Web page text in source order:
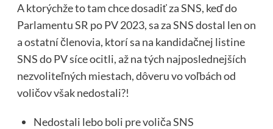
A ktorýchže to tam chce dosadiť za SNS, keď do
Parlamentu SR po PV 2023, sa za SNS dostal len on
a ostatní členovia, ktorí sa na kandidačnej listine
SNS do PV síce ocitli, až na tých najposlednejších
nezvoliteľných miestach, dôveru vo voľbách od
voličov však nedostali?!
Nedostali lebo boli pre voliča SNS